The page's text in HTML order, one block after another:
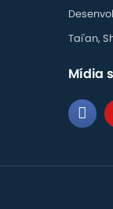
Tai'an,
Mídia